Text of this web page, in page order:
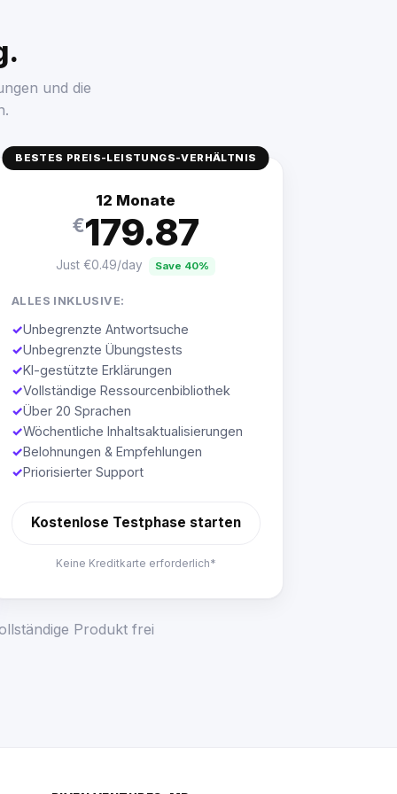
und die
BESTES PREIS-LEISTUNGS-VERHÄLTNIS
12 Monate
€179.87
Just €0.49/day Save 40%
ALLES INKLUSIVE:
✓Unbegrenzte Antwortsuche
✓Unbegrenzte Übungstests
✓KI-gestützte Erklärungen
✓Vollständige Ressourcenbibliothek
✓Über 20 Sprachen
✓Wöchentliche Inhaltsaktualisierungen
✓Belohnungen & Empfehlungen
✓Priorisierter Support
Kostenlose Testphase starten
Keine Kreditkarte erforderlich*
Produkt frei